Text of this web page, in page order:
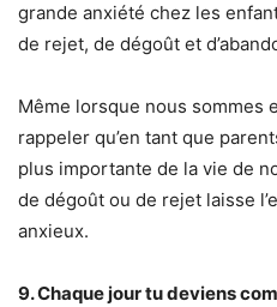
grande anxiété chez les
de rejet, de dégoût et
Même lorsque nous sommes
rappeler qu’en tant que
plus importante de la vie de
de dégoût ou de rejet laisse
anxieux.
9. Chaque jour tu deviens